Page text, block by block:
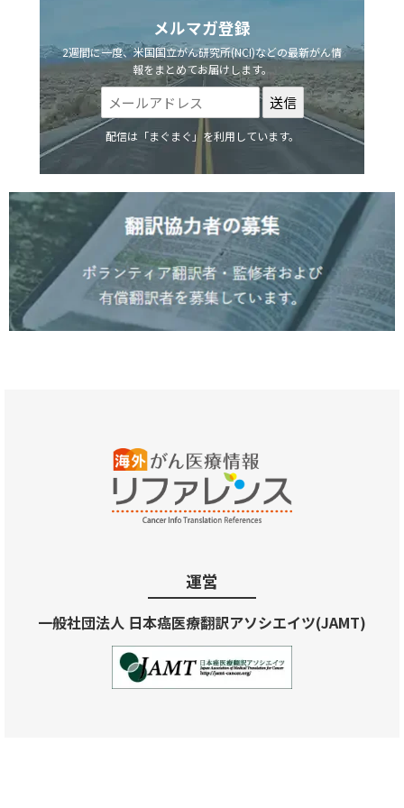
メルマガ登録
2週間に一度、米国国立がん研究所(NCI)などの最新がん情
報をまとめてお届けします。
配信は「まぐまぐ」を利用しています。
運営
一般社団法人 日本癌医療翻訳アソシエイツ(JAMT)